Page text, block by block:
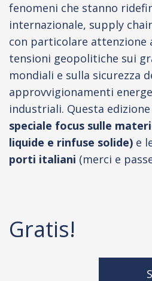
fenomeni che stanno
internazionale, supply
con particolare attenzione
tensioni geopolitiche sui
mondiali e sulla sicurezza
approvvigionamenti
industriali. Questa
speciale focus sulle
liquide e rinfuse solide) e
porti italiani (merci e
Gratis!